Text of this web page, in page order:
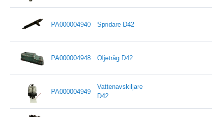
PA000004940 Spridare D42
PA000004948 Oljetråg D42
PA000004949
Vattenavskiljare
D42